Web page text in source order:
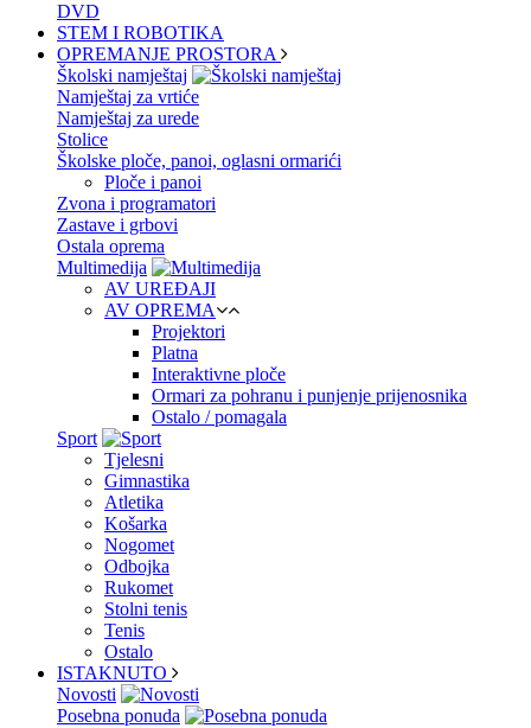
DVD
STEM I ROBOTIKA
OPREMANJE PROSTORA
Školski namještaj
Namještaj za vrtiće
Namještaj za urede
Stolice
Školske ploče, panoi, oglasni ormarići
Ploče i panoi
Zvona i programatori
Zastave i grbovi
Ostala oprema
Multimedija
AV UREĐAJI
AV OPREMA
Projektori
Platna
Interaktivne ploče
Ormari za pohranu i punjenje prijenosnika
Ostalo / pomagala
Sport
Tjelesni
Gimnastika
Atletika
Košarka
Nogomet
Odbojka
Rukomet
Stolni tenis
Tenis
Ostalo
ISTAKNUTO
Novosti
Posebna ponuda